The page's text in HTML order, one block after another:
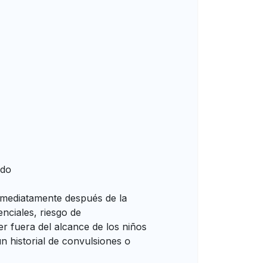
después de la
riesgo de
fuera del alcance de los niños
historial de convulsiones o